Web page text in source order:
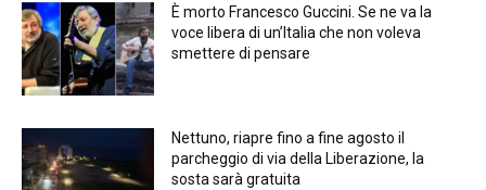
È morto Francesco Guccini. Se ne va la
voce libera di un’Italia che non voleva
smettere di pensare
Nettuno, riapre fino a fine agosto il
parcheggio di via della Liberazione, la
sosta sarà gratuita